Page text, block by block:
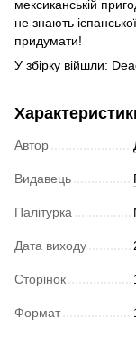
мексиканській
не знають
придумати!
У збірку війшли:
Автор
Видавець
Палітурка
Дата виходу
Сторінок
Формат